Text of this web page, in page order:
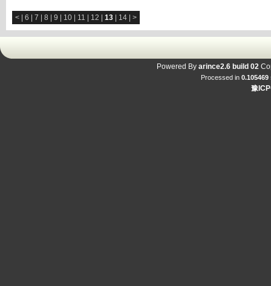
< | 6 | 7 | 8 | 9 | 10 | 11 | 12 | 13 | 14 | >
Powered By arince2.6 build 02
Processed in 0.105469
豫